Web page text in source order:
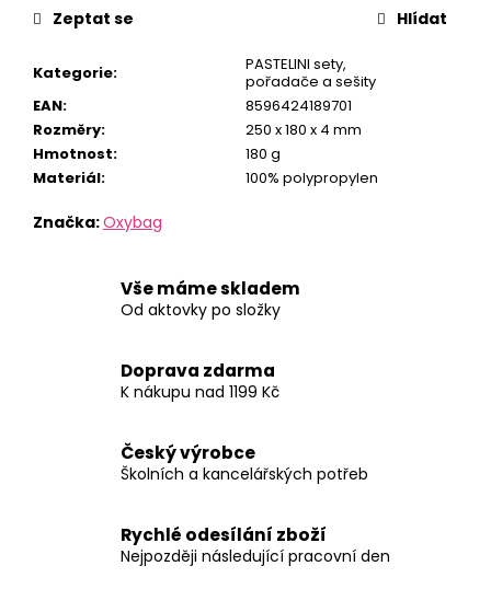
Kategorie:
PASTELINI sety,
pořadače a sešity
EAN:
8596424189701
Rozměry:
250 x 180 x 4 mm
Hmotnost:
180 g
Materiál: 100% polypropylen
Značka:Oxybag
Zeptat se Hlídat
Vše máme skladem
Od aktovky po složky
Doprava zdarma
K nákupu nad 1199 Kč
Český výrobce
Školních a kancelářských potřeb
Rychlé odesílání zboží
Nejpozději následující pracovní den
OXY
CLICK
ML
GALAXY
299
Kč